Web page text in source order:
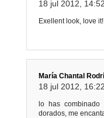
18 jul 2012,
Exellent look, love it!
María Chantal
18 jul 2012,
lo has combinado
dorados, me